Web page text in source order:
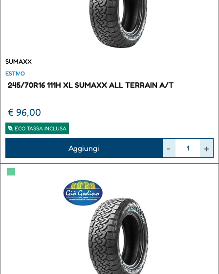
SUMAXX
ESTIVO
245/70R16 111H XL SUMAXX ALL TERRAIN A/T
€ 96,00
ECO TASSA INCLUSA
Aggiungi
▀